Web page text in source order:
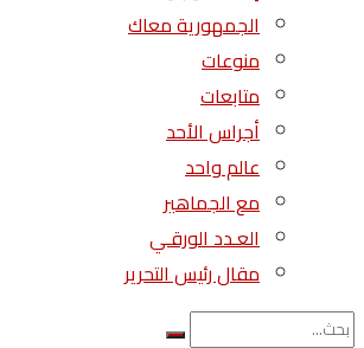
الجمهورية معاك
منوعات
متابعات
أجراس الأحد
عالم واحد
مع الجماهير
العـدد الورقـي
مقال رئيس التحرير